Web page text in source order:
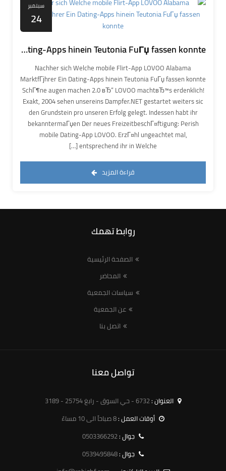
سبتمبر
24
Nachher sich Welche mobile Flirt-App LOVOO Alabama MarktfГјhrer Ein Dating-Apps hinein Teutonia FuГџ fassen konnte
Nachher sich Welche mobile Flirt-App LOVOO Alabama
MarktfГјhrer Ein Dating-Apps hinein Teutonia FuГџ fassen konnte
SchГ¶ne augen machen 2.0 вЂ“ LOVOO machtвЂ™s erdenklich!
Exakt, 2004 sehen unsereins Dampfer.NET gestartet weiters sic
den Grundstein pro unseren Erfolg gelegt. Indessen habt ihr
bekanntermaГџen Der neues FreizeitbeschГ¤ftigung: Perish
mobile Dating-App LOVOO. ErzГ¤hl ungeachtet mal,
entsprechend ihr in Welche […]
قراءة المزيد
روابط تهمك
الصفحة الرئيسية
المحاضر
سياسات الجمعية
عن الجمعية
اتصل بنا
تواصل معنا
العنوان :6732 - حي السوق - رابغ 25754 - 3189
أوقات العمل :8 صباحاً الى 10 مساءً
جوال :0503366292
جوال :0539495848